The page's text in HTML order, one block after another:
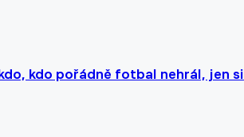
kdo pořádně fotbal nehrál, jen si